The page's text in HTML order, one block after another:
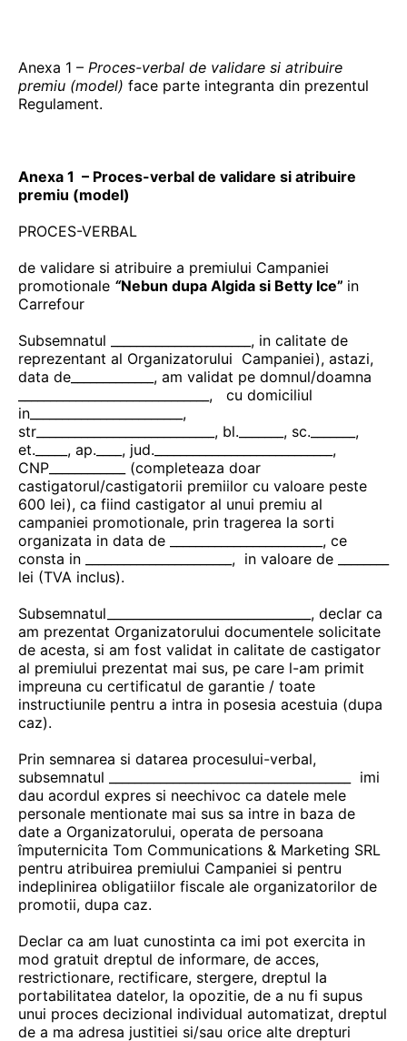
Anexa 1 – Proces-verbal de validare si atribuire
premiu (model) face parte integranta din prezentul
Regulament.
Anexa 1 – Proces-verbal de validare si atribuire
premiu (model)
PROCES-VERBAL
de validare si atribuire a premiului Campaniei
promotionale “Nebun dupa Algida si Betty Ice” in
Carrefour
Subsemnatul ______________________, in calitate de
reprezentant al Organizatorului Campaniei), astazi,
data de_____________, am validat pe domnul/doamna
______________________________, cu domiciliul
in________________________,
str____________________________, bl._______, sc._______,
et._____, ap.____, jud.____________________________,
CNP____________ (completeaza doar
castigatorul/castigatorii premiilor cu valoare peste
600 lei), ca fiind castigator al unui premiu al
campaniei promotionale, prin tragerea la sorti
organizata in data de ________________________, ce
consta in _______________________, in valoare de ________
lei (TVA inclus).
Subsemnatul________________________________, declar ca
am prezentat Organizatorului documentele solicitate
de acesta, si am fost validat in calitate de castigator
al premiului prezentat mai sus, pe care l-am primit
impreuna cu certificatul de garantie / toate
instructiunile pentru a intra in posesia acestuia (dupa
caz).
Prin semnarea si datarea procesului-verbal,
subsemnatul ______________________________________ imi
dau acordul expres si neechivoc ca datele mele
personale mentionate mai sus sa intre in baza de
date a Organizatorului, operata de persoana
împuternicita Tom Communications & Marketing SRL
pentru atribuirea premiului Campaniei si pentru
indeplinirea obligatiilor fiscale ale organizatorilor de
promotii, dupa caz.
Declar ca am luat cunostinta ca imi pot exercita in
mod gratuit dreptul de informare, de acces,
restrictionare, rectificare, stergere, dreptul la
portabilitatea datelor, la opozitie, de a nu fi supus
unui proces decizional individual automatizat, dreptul
de a ma adresa justitiei si/sau orice alte drepturi